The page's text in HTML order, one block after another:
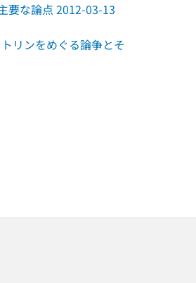
要な論点 2012-03-13
リンをめぐる論争とそ